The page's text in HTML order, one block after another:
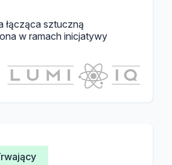
łącząca sztuczną
w ramach inicjatywy